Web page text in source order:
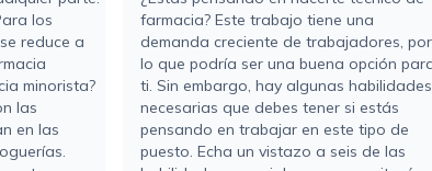
los
reduce a
minorista?
las
en las
farmacia? Este trabajo tiene una
demanda creciente de trabajadores, por
lo que podría ser una buena opción
ti. Sin embargo, hay algunas habilidades
necesarias que debes tener si estás
pensando en trabajar en este tipo de
puesto. Echa un vistazo a seis de las